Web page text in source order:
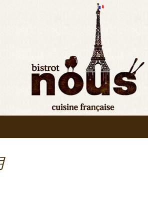
原◆ビス
らせ
nous”の最新情報を
情報、メディア情報な